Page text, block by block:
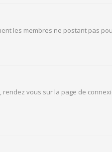
les membres ne postant pas
vous sur la page de